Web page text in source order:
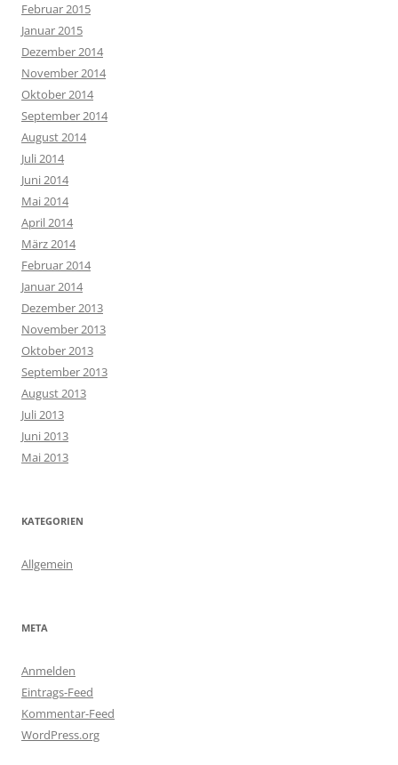
Februar 2015
Januar 2015
Dezember 2014
November 2014
Oktober 2014
September 2014
August 2014
Juli 2014
Juni 2014
Mai 2014
April 2014
März 2014
Februar 2014
Januar 2014
Dezember 2013
November 2013
Oktober 2013
September 2013
August 2013
Juli 2013
Juni 2013
Mai 2013
KATEGORIEN
Allgemein
META
Anmelden
Eintrags-Feed
Kommentar-Feed
WordPress.org